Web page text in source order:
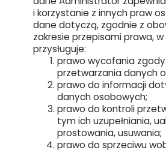
i korzystanie z innych praw
dane dotyczą, zgodnie z
zakresie przepisami prawa,
przysługuje:
prawo wycofania
przetwarzania danych
prawo do informacji
danych osobowych;
prawo do kontroli
tym ich uzupełniania,
prostowania, usuwania;
prawo do sprzeciwu